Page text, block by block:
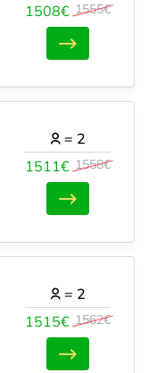
1508€ 1555€
1511€ 1558€
= 2
1515€ 1562€
= 2